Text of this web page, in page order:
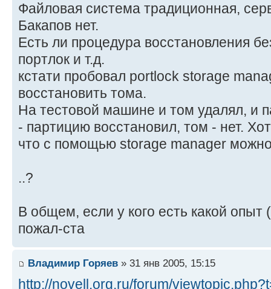
Файловая система традиционная,
Бакапов нет.
Есть ли процедура восстановления
портлок и т.д.
кстати пробовал portlock storage
восстановить тома.
На тестовой машине и том удалял, и
- партицию восстановил, том - нет.
что c помощью storage manager
..?
В общем, если у кого есть какой опыт
пожал-ста
Владимир Горяев » 31 янв 2005, 15:15
http://novell.org.ru/forum/